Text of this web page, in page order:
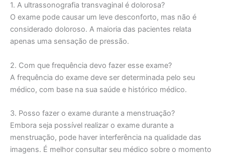
1. A ultrassonografia transvaginal é dolorosa?
O exame pode causar um leve desconforto, mas não é
considerado doloroso. A maioria das pacientes relata
apenas uma sensação de pressão.
2. Com que frequência devo fazer esse exame?
A frequência do exame deve ser determinada pelo seu
médico, com base na sua saúde e histórico médico.
3. Posso fazer o exame durante a menstruação?
Embora seja possível realizar o exame durante a
menstruação, pode haver interferência na qualidade das
imagens. É melhor consultar seu médico sobre o momento